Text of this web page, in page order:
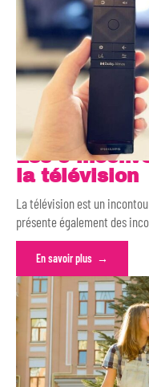
Les 5
la télévision
La télévision est un
présente également des
En savoir plus